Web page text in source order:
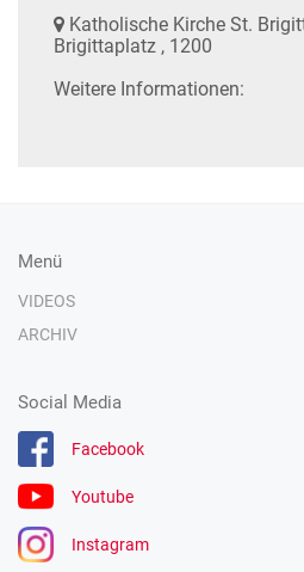
Katholische Kirche St.
Brigittaplatz , 1200
Weitere Informationen:
Menü
VIDEOS
ARCHIV
Social Media
Facebook
Youtube
Instagram